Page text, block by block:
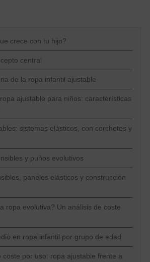
crece con tu hijo?
central
de la ropa infantil ajustable
ajustable para niños: características
sistemas elásticos, con corchetes y
y puños evolutivos
paneles elásticos y construcción
ropa evolutiva? Un análisis de coste
en ropa infantil por grupo de edad
coste por uso: ropa ajustable frente a